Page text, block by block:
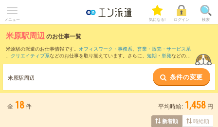
メニュー 気になる! ログイン 検索
米原駅周辺のお仕事一覧
米原駅の派遣のお仕事情報です。 オフィスワーク・事務系、 営業・販売・サービス系
、 クリエイティブ系などのお仕事を取り揃えています。さらに、 短期 ・ 単発などの期
また、彦根駅
など近隣駅のお仕事もご確
認いただけます。
米原駅周辺 条件の変更
全 18件 平均時給: 1,458 円
新着順 時給順